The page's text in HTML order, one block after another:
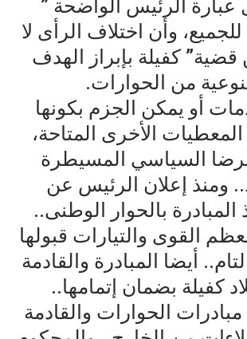
عبارة الرئيس الواضحة ”
وأن اختلاف الرأى لا
كفيلة بإبراز الهدف
من الحوارات.
أو يمكن الجزم بكونها
الأخرى المتاحة،
السياسي المسيطرة
ومنذ إعلان الرئيس عن
المبادرة بالحوار الوطنى..
القوى والتيارات قبولها
أيضا المبادرة والقادمة
كفيلة بضمان إتمامها..
الحوارات والقادمة